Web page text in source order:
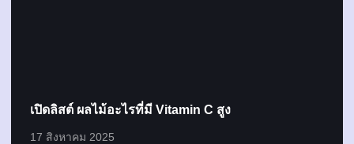
เปิดลิสต์ ผลไม้อะไรที่มี Vitamin C สูง
17 สิงหาคม 2025